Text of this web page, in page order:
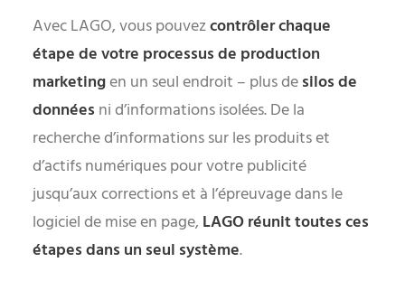
Avec LAGO, vous pouvezcontrôler chaque
étape de votre processus de production
marketingen un seul endroit – plus desilos de
données ni d’informations isolées. De la
recherche d’informations sur les produits et
d’actifs numériques pour votre publicité
jusqu’aux corrections et à l’épreuvage dans le
logiciel de mise en page, LAGO réunit toutes ces
étapes dans un seul système.